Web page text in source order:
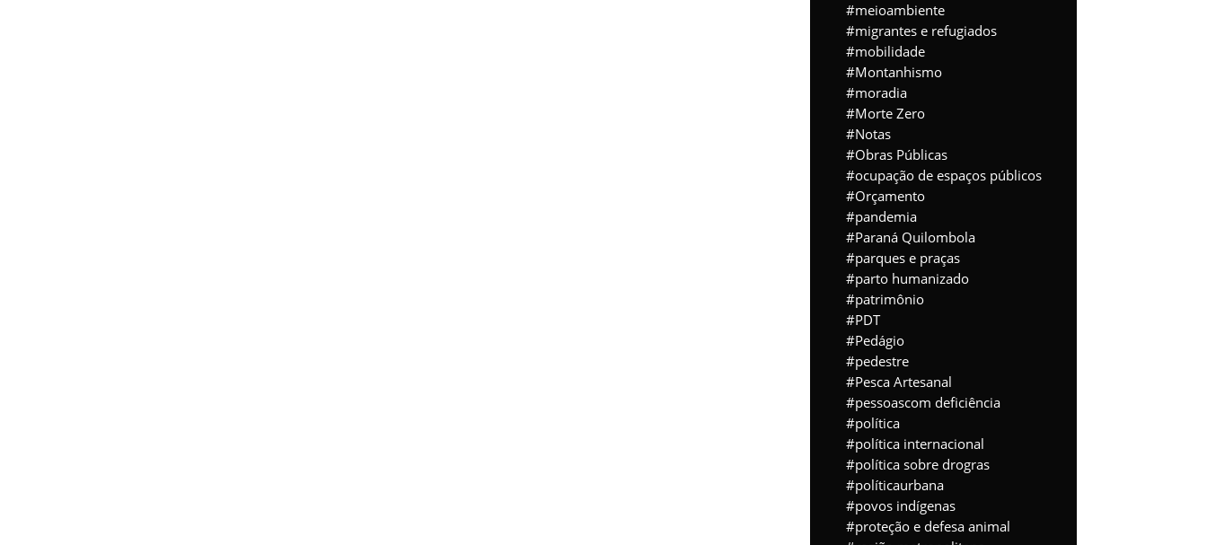
meioambiente
migrantes e refugiados
mobilidade
Montanhismo
moradia
Morte Zero
Notas
Obras Públicas
ocupação de espaços públicos
Orçamento
pandemia
Paraná Quilombola
parques e praças
parto humanizado
patrimônio
PDT
Pedágio
pedestre
Pesca Artesanal
pessoascom deficiência
política
política internacional
política sobre drogras
políticaurbana
povos indígenas
proteção e defesa animal